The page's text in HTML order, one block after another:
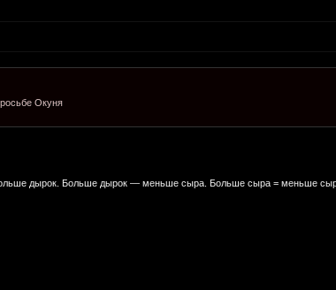
Окуня
дырок. Больше дырок — меньше сыра. Больше сыра = меньше